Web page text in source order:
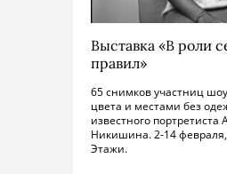
Выставка «В роли
правил»
65 снимков участниц
цвета и местами без
известного портретиста
Никишина. 2-14
Этажи.